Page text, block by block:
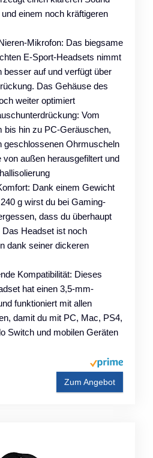
einem noch kräftigeren
Mikrofon: Das biegsame
E-Sport-Headsets nimmt
besser auf und verfügt über
Das Gehäuse des
weiter optimiert
Vom
bis hin zu PC-Geräuschen,
geschlossenen Ohrmuscheln
außen herausgefiltert und
Dank einem Gewicht
g wirst du bei Gaming-
dass du überhaupt
Headset ist noch
dank seiner dickeren
Kompatibilität: Dieses
hat einen 3,5-mm-
funktioniert mit allen
damit du mit PC, Mac, PS4,
Switch und mobilen Geräten
Zum Angebot